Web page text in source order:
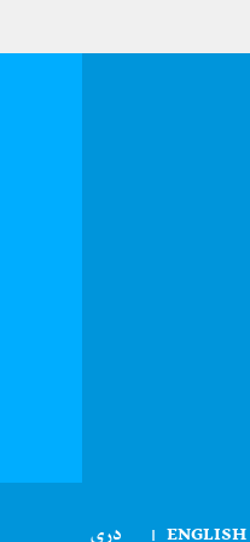
ENGLISH
| دری